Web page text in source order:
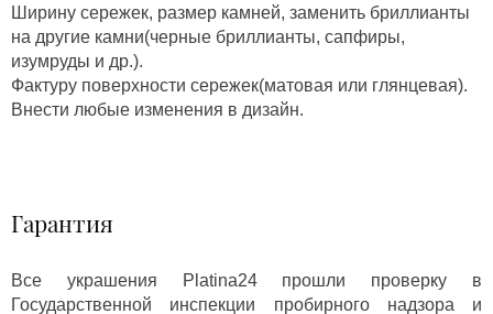
Ширину сережек, размер камней, заменить бриллианты
на другие камни(черные бриллианты, сапфиры,
изумруды и др.).
Фактуру поверхности сережек(матовая или глянцевая).
Внести любые изменения в дизайн.
Гарантия
Все украшения Platina24 прошли проверку в
Государственной инспекции пробирного надзора и